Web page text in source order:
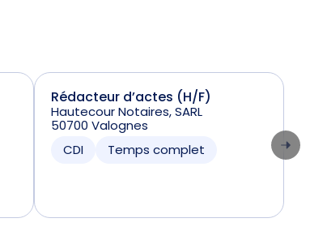
Rédacteur d’actes (H/F)
Hautecour Notaires, SARL
50700 Valognes
CDI
Temps complet